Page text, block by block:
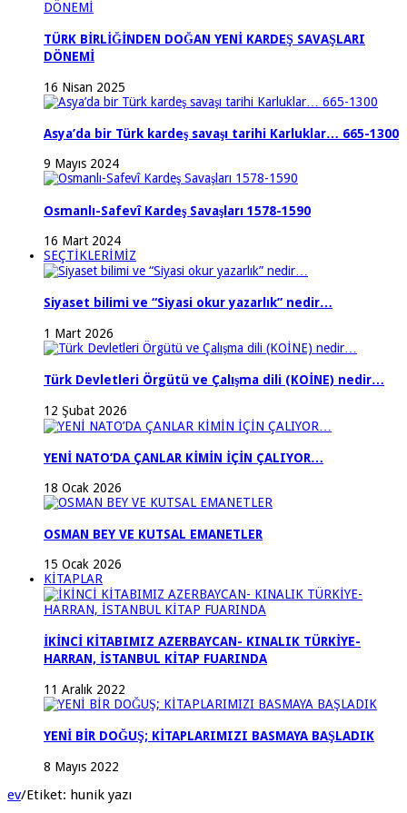
TÜRK BİRLİĞİNDEN DOĞAN YENİ KARDEŞ SAVAŞLARI
DÖNEMİ
16 Nisan 2025
Asya’da bir Türk kardeş savaşı tarihi Karluklar… 665-1300
9 Mayıs 2024
Osmanlı-Safevî Kardeş Savaşları 1578-1590
16 Mart 2024
SEÇTİKLERİMİZ
Siyaset bilimi ve “Siyasi okur yazarlık” nedir…
1 Mart 2026
Türk Devletleri Örgütü ve Çalışma dili (KOİNE) nedir…
12 Şubat 2026
YENİ NATO’DA ÇANLAR KİMİN İÇİN ÇALIYOR…
18 Ocak 2026
OSMAN BEY VE KUTSAL EMANETLER
15 Ocak 2026
KİTAPLAR
İKİNCİ KİTABIMIZ AZERBAYCAN- KINALIK TÜRKİYE-
HARRAN, İSTANBUL KİTAP FUARINDA
11 Aralık 2022
YENİ BİR DOĞUŞ; KİTAPLARIMIZI BASMAYA BAŞLADIK
8 Mayıs 2022
ev/Etiket: hunik yazı